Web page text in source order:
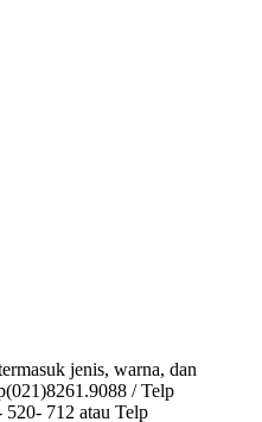
jenis, warna, dan
/ Telp
712 atau Telp